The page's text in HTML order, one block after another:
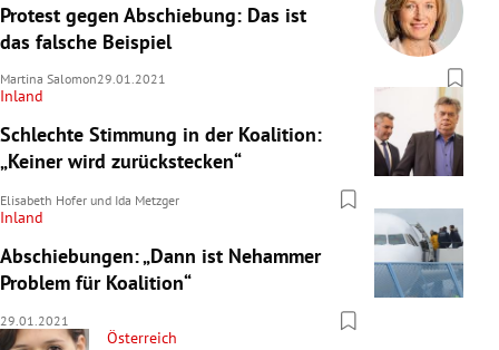
Protest gegen Abschiebung: Das ist
das falsche Beispiel
Martina Salomon29.01.2021
Inland
Schlechte Stimmung in der Koalition:
„Keiner wird zurückstecken“
Elisabeth Hofer und Ida Metzger
Inland
Abschiebungen: „Dann ist Nehammer
Problem für Koalition“
29.01.2021
Österreich